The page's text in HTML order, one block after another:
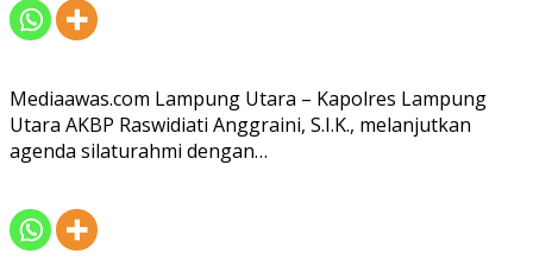
Mediaawas.com Lampung Utara – Kapolres Lampung
Utara AKBP Raswidiati Anggraini, S.I.K., melanjutkan
agenda silaturahmi dengan…